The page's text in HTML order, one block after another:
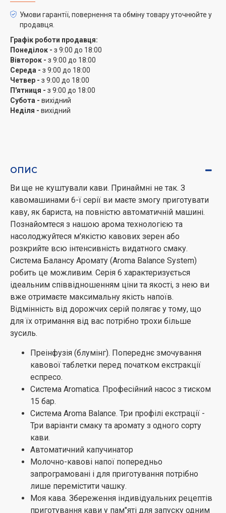
запрограмовані і для приготування потрібно
лише перемістити чашку.
Моя кава. Збереження індивідуальних рецептів
приготування кави у пам"яті для запуску одним
натисканням.
РК дисплей. Кольорові графічні елементи та
текст забезпечують бездоганну роботу з
керуванням.
Мобільний додаток. Керуйте налаштуваннями та
процесом приготування за допомогою
Регулювання носика. Носик для видачі кави
регулюється.
Знімний блок заварювання. Для якісного
очищення немає необхідності звертатися до
сервісного центру.
Умови гарантії, повернення та обміну товару уточнюйте у
продавця.
Графік роботи продавця:
Понеділок - з 9:00 до 18:00
Вівторок - з 9:00 до 18:00
Середа - з 9:00 до 18:00
Четвер - з 9:00 до 18:00
П'ятниця - з 9:00 до 18:00
Субота - вихідний
Неділя - вихідний
ОПИС
Ви ще не куштували кави. Принаймні не так. З
кавомашинами 6-ї серії ви маєте змогу приготувати
каву, як бариста, на повністю автоматичній машині.
Познайомтеся з нашою арома технологією та
насолоджуйтеся м'якістю кавових зерен або
розкрийте всю інтенсивність видатного смаку.
Система Балансу Аромату (Aroma Balance System)
робить це можливим. Серія 6 характеризується
ідеальним співвідношенням ціни та якості, з нею ви
вже отримаєте максимальну якість напоїв.
Відмінність від дорожчих серій полягає у тому, що
для їх отримання від вас потрібно трохи більше
зусиль.
Преінфузія (блумінг). Попереднє змочування
кавової таблетки перед початком екстракції
еспресо.
Система Aromatica. Професійний насос з тиском
15 бар.
Система Aroma Balance. Три профілі екстрації -
Три варіанти смаку та аромату з одного сорту
кави.
Автоматичний капучинатор
Молочно-кавові напої попередньо
запрограмовані і для приготування потрібно
лише перемістити чашку.
Моя кава. Збереження індивідуальних рецептів
приготування кави у пам"яті для запуску одним